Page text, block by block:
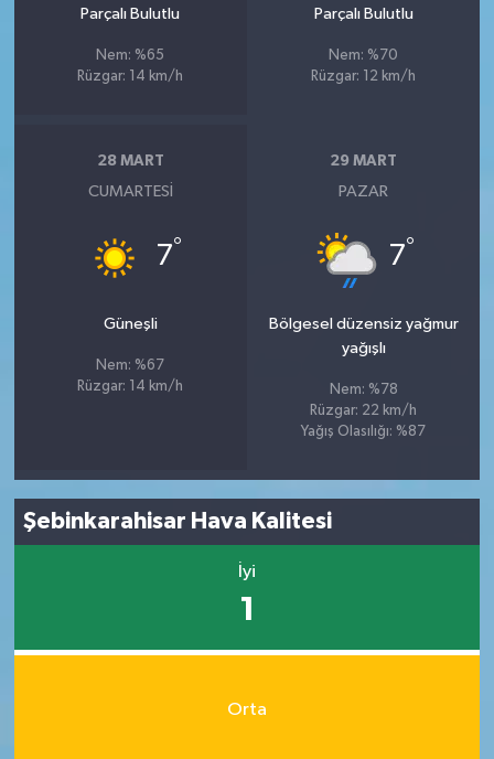
Parçalı Bulutlu
Nem: %65
Rüzgar: 14 km/h
Parçalı Bulutlu
Nem: %70
Rüzgar: 12 km/h
28 MART
CUMARTESI
7°
Güneşli
Nem: %67
Rüzgar: 14 km/h
29 MART
PAZAR
7°
Bölgesel düzensiz yağmur
yağışlı
Nem: %78
Rüzgar: 22 km/h
Yağış Olasılığı: %87
Şebinkarahisar Hava Kalitesi
İyi
1
Orta